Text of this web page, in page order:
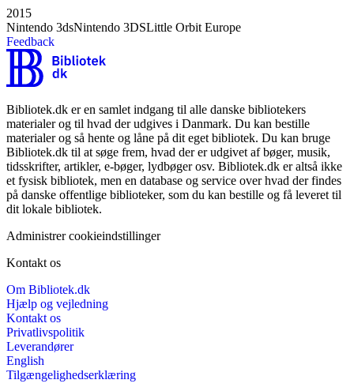
2015
Nintendo 3dsNintendo 3DSLittle Orbit Europe
Feedback
Bibliotek.dk er en samlet indgang til alle danske bibliotekers
materialer og til hvad der udgives i Danmark. Du kan bestille
materialer og så hente og låne på dit eget bibliotek. Du kan bruge
Bibliotek.dk til at søge frem, hvad der er udgivet af bøger, musik,
tidsskrifter, artikler, e-bøger, lydbøger osv. Bibliotek.dk er altså ikke
et fysisk bibliotek, men en database og service over hvad der findes
på danske offentlige biblioteker, som du kan bestille og få leveret til
dit lokale bibliotek.
Administrer cookieindstillinger
Kontakt os
Om Bibliotek.dk
Hjælp og vejledning
Kontakt os
Privatlivspolitik
Leverandører
English
Tilgængelighedserklæring